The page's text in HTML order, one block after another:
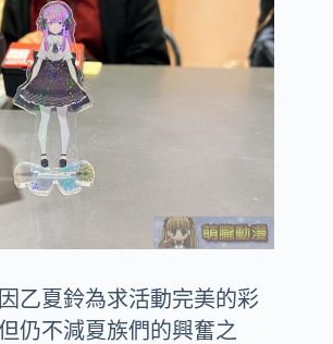
乙夏鈴為求活動完美的彩
仍不減夏族們的興奮之